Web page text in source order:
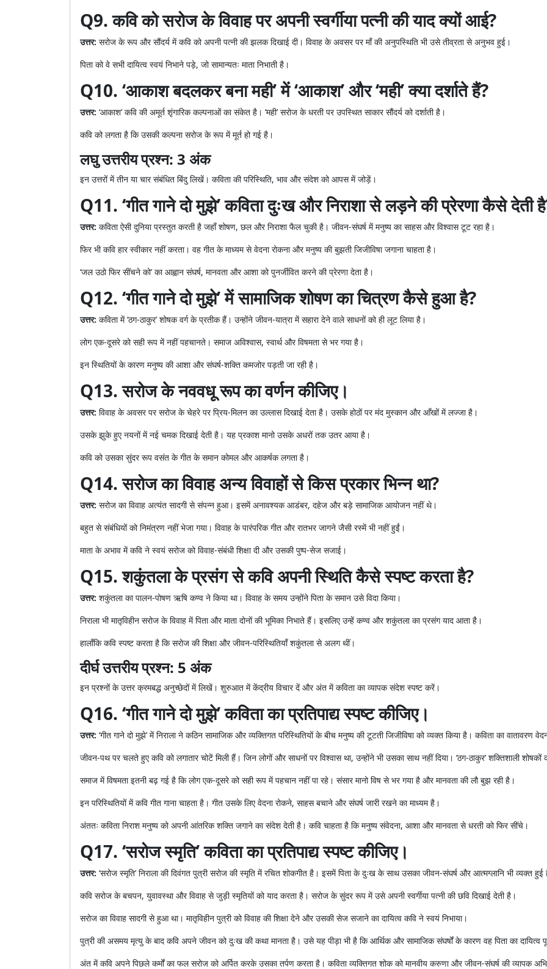
Q9. कवि को सरोज के विवाह पर अपनी स्वर्गीया पत्नी की याद क्यों आई?
उत्तर: सरोज के रूप और सौंदर्य में कवि को अपनी पत्नी की झलक दिखाई दी। विवाह के अवसर पर माँ की अनुपस्थिति भी उसे तीव्रता से अनुभव हुई।
पिता को वे सभी दायित्व स्वयं निभाने पड़े, जो सामान्यतः माता निभाती है।
Q10. ‘आकाश बदलकर बना मही’ में ‘आकाश’ और ‘मही’ क्या दर्शाते हैं?
उत्तर: ‘आकाश’ कवि की अमूर्त शृंगारिक कल्पनाओं का संकेत है। ‘मही’ सरोज के धरती पर उपस्थित साकार सौंदर्य को दर्शाती है।
कवि को लगता है कि उसकी कल्पना सरोज के रूप में मूर्त हो गई है।
लघु उत्तरीय प्रश्न: 3 अंक
इन उत्तरों में तीन या चार संबंधित बिंदु लिखें। कविता की परिस्थिति, भाव और संदेश को आपस में जोड़ें।
Q11. ‘गीत गाने दो मुझे’ कविता दुःख और निराशा से लड़ने की प्रेरणा कैसे देती
उत्तर: कविता ऐसी दुनिया प्रस्तुत करती है जहाँ शोषण, छल और निराशा फैल चुकी है। जीवन-संघर्ष में मनुष्य का साहस और विश्वास टूट रहा है।
फिर भी कवि हार स्वीकार नहीं करता। वह गीत के माध्यम से वेदना रोकना और मनुष्य की बुझती जिजीविषा जगाना चाहता है।
‘जल उठो फिर सींचने को’ का आह्वान संघर्ष, मानवता और आशा को पुनर्जीवित करने की प्रेरणा देता है।
Q12. ‘गीत गाने दो मुझे’ में सामाजिक शोषण का चित्रण कैसे हुआ है?
उत्तर: कविता में ‘ठग-ठाकुर’ शोषक वर्ग के प्रतीक हैं। उन्होंने जीवन-यात्रा में सहारा देने वाले साधनों को ही लूट लिया है।
लोग एक-दूसरे को सही रूप में नहीं पहचानते। समाज अविश्वास, स्वार्थ और विषमता से भर गया है।
इन स्थितियों के कारण मनुष्य की आशा और संघर्ष-शक्ति कमजोर पड़ती जा रही है।
Q13. सरोज के नववधू रूप का वर्णन कीजिए।
उत्तर: विवाह के अवसर पर सरोज के चेहरे पर प्रिय-मिलन का उल्लास दिखाई देता है। उसके होठों पर मंद मुस्कान और आँखों में लज्जा है।
उसके झुके हुए नयनों में नई चमक दिखाई देती है। यह प्रकाश मानो उसके अधरों तक उतर आया है।
कवि को उसका सुंदर रूप वसंत के गीत के समान कोमल और आकर्षक लगता है।
Q14. सरोज का विवाह अन्य विवाहों से किस प्रकार भिन्न था?
उत्तर: सरोज का विवाह अत्यंत सादगी से संपन्न हुआ। इसमें अनावश्यक आडंबर, दहेज और बड़े सामाजिक आयोजन नहीं थे।
बहुत से संबंधियों को निमंत्रण नहीं भेजा गया। विवाह के पारंपरिक गीत और रातभर जागने जैसी रस्में भी नहीं हुईं।
माता के अभाव में कवि ने स्वयं सरोज को विवाह-संबंधी शिक्षा दी और उसकी पुष्प-सेज सजाई।
Q15. शकुंतला के प्रसंग से कवि अपनी स्थिति कैसे स्पष्ट करता है?
उत्तर: शकुंतला का पालन-पोषण ऋषि कण्व ने किया था। विवाह के समय उन्होंने पिता के समान उसे विदा किया।
निराला भी मातृविहीन सरोज के विवाह में पिता और माता दोनों की भूमिका निभाते हैं। इसलिए उन्हें कण्व और शकुंतला का प्रसंग याद आता है।
हालाँकि कवि स्पष्ट करता है कि सरोज की शिक्षा और जीवन-परिस्थितियाँ शकुंतला से अलग थीं।
दीर्घ उत्तरीय प्रश्न: 5 अंक
इन प्रश्नों के उत्तर क्रमबद्ध अनुच्छेदों में लिखें। शुरुआत में केंद्रीय विचार दें और अंत में कविता का व्यापक संदेश स्पष्ट करें।
Q16. ‘गीत गाने दो मुझे’ कविता का प्रतिपाद्य स्पष्ट कीजिए।
उत्तर: ‘गीत गाने दो मुझे’ में निराला ने कठिन सामाजिक और व्यक्तिगत परिस्थितियों के बीच मनुष्य की टूटती जिजीविषा को व्यक्त किया है। कविता का वातावरण
जीवन-पथ पर चलते हुए कवि को लगातार चोटें मिली हैं। जिन लोगों और साधनों पर विश्वास था, उन्होंने भी उसका साथ नहीं दिया। ‘ठग-ठाकुर’ शक्तिशाली शोषकों
समाज में विषमता इतनी बढ़ गई है कि लोग एक-दूसरे को सही रूप में पहचान नहीं पा रहे। संसार मानो विष से भर गया है और मानवता की लौ बुझ रही है।
इन परिस्थितियों में कवि गीत गाना चाहता है। गीत उसके लिए वेदना रोकने, साहस बचाने और संघर्ष जारी रखने का माध्यम है।
अंततः कविता निराश मनुष्य को अपनी आंतरिक शक्ति जगाने का संदेश देती है। कवि चाहता है कि मनुष्य संवेदना, आशा और मानवता से धरती को फिर सींचे।
Q17. ‘सरोज स्मृति’ कविता का प्रतिपाद्य स्पष्ट कीजिए।
उत्तर: ‘सरोज स्मृति’ निराला की दिवंगत पुत्री सरोज की स्मृति में रचित शोकगीत है। इसमें पिता के दुःख के साथ उसका जीवन-संघर्ष और आत्मग्लानि भी व्यक्त
कवि सरोज के बचपन, युवावस्था और विवाह से जुड़ी स्मृतियों को याद करता है। सरोज के सुंदर रूप में उसे अपनी स्वर्गीया पत्नी की छवि दिखाई देती है।
सरोज का विवाह सादगी से हुआ था। मातृविहीन पुत्री को विवाह की शिक्षा देने और उसकी सेज सजाने का दायित्व कवि ने स्वयं निभाया।
पुत्री की असमय मृत्यु के बाद कवि अपने जीवन को दुःख की कथा मानता है। उसे यह पीड़ा भी है कि आर्थिक और सामाजिक संघर्षों के कारण वह पिता का दायित्व
अंत में कवि अपने पिछले कर्मों का फल सरोज को अर्पित करके उसका तर्पण करता है। कविता व्यक्तिगत शोक को मानवीय करुणा और जीवन-संघर्ष की व्यापक